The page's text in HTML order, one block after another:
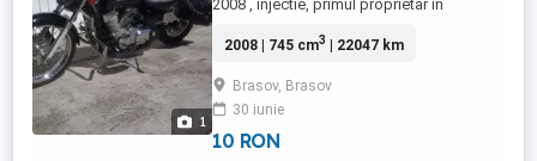
1
2008 , injectie, primul proprietar in
Kilometri 22047. Se vinde asa cum se
care le-am facut de cind o am (parbriz
puig, proiectoare cu instalatia aferenta si
buton separat,sa mustang ...
2008 | 745 cm3 | 22047 km
Brasov, Brasov
30 iunie
10 RON